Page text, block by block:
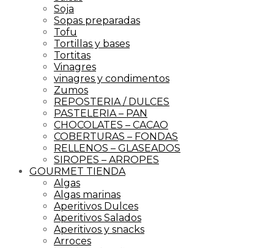
Soja
Sopas preparadas
Tofu
Tortillas y bases
Tortitas
Vinagres
vinagres y condimentos
Zumos
REPOSTERIA / DULCES
PASTELERIA – PAN
CHOCOLATES – CACAO
COBERTURAS – FONDAS
RELLENOS – GLASEADOS
SIROPES – ARROPES
GOURMET TIENDA
Algas
Algas marinas
Aperitivos Dulces
Aperitivos Salados
Aperitivos y snacks
Arroces